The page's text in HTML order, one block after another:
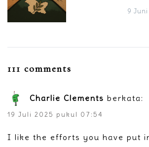
9
111 comments
Charlie Clements berkata:
19 Juli 2025 pukul 07:54
I like the efforts you have put